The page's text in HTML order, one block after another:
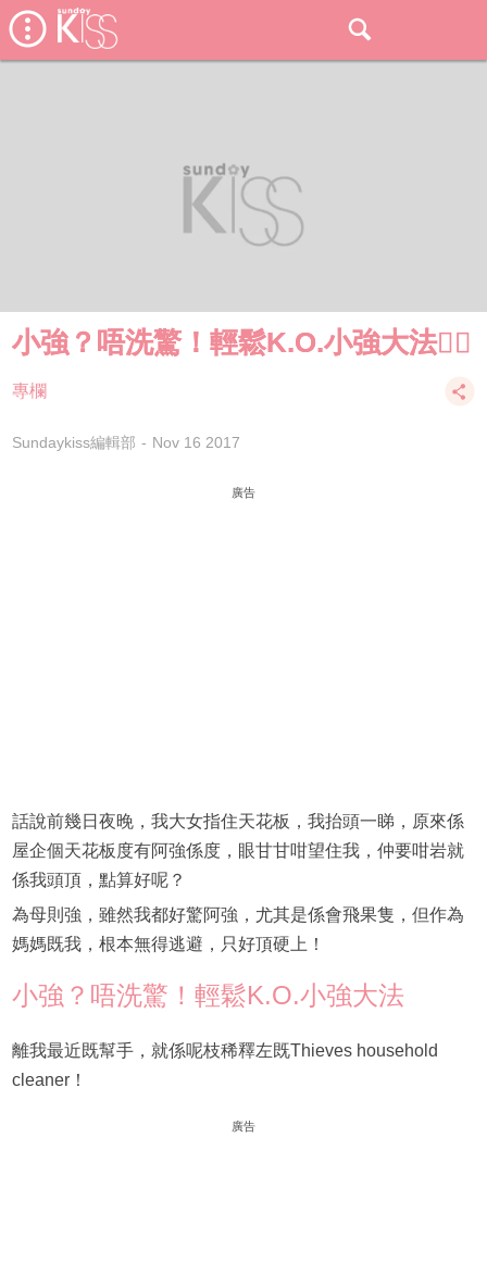
小強？唔洗驚！輕鬆K.O.小強大法👍🏻
專欄
Sundaykiss編輯部 Nov 16 2017
廣告
話說前幾日夜晚，我大女指住天花板，我抬頭一睇，原來係
屋企個天花板度有阿強係度，眼甘甘咁望住我，仲要咁岩就
係我頭頂，點算好呢？
為母則強，雖然我都好驚阿強，尤其是係會飛果隻，但作為
媽媽既我，根本無得逃避，只好頂硬上！
小強？唔洗驚！輕鬆K.O.小強大法
離我最近既幫手，就係呢枝稀釋左既Thieves household
cleaner！
廣告